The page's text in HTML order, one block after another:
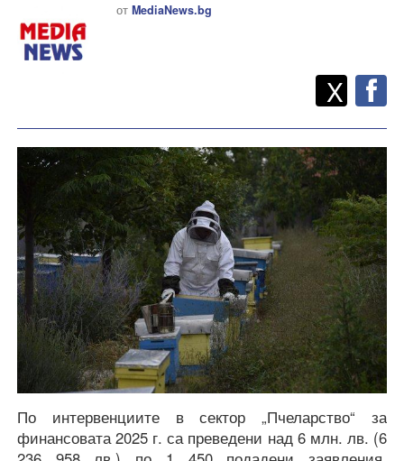
от MediaNews.bg
Споделете
X
По интервенциите в сектор „Пчеларство“ за
финансовата 2025 г. са преведени над 6 млн. лв. (6